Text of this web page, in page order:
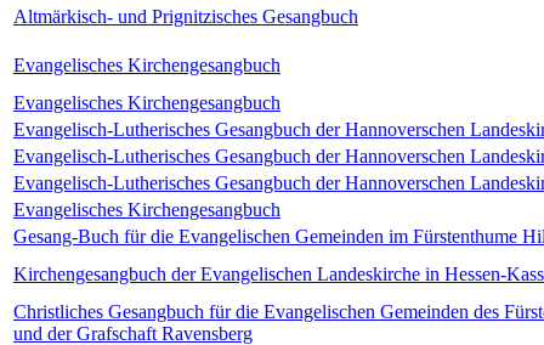
Altmärkisch- und Prignitzisches Gesangbuch
Evangelisches Kirchengesangbuch
Evangelisches Kirchengesangbuch
Evangelisch-Lutherisches Gesangbuch der Hannoverschen
Evangelisch-Lutherisches Gesangbuch der Hannoverschen
Evangelisch-Lutherisches Gesangbuch der Hannoverschen
Evangelisches Kirchengesangbuch
Gesang-Buch für die Evangelischen Gemeinden im Fürstenthume
Kirchengesangbuch der Evangelischen Landeskirche in Hessen-
Christliches Gesangbuch für die Evangelischen Gemeinden des
und der Grafschaft Ravensberg